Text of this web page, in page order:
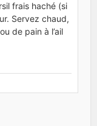
frais haché (si
Servez chaud,
de pain à l’ail